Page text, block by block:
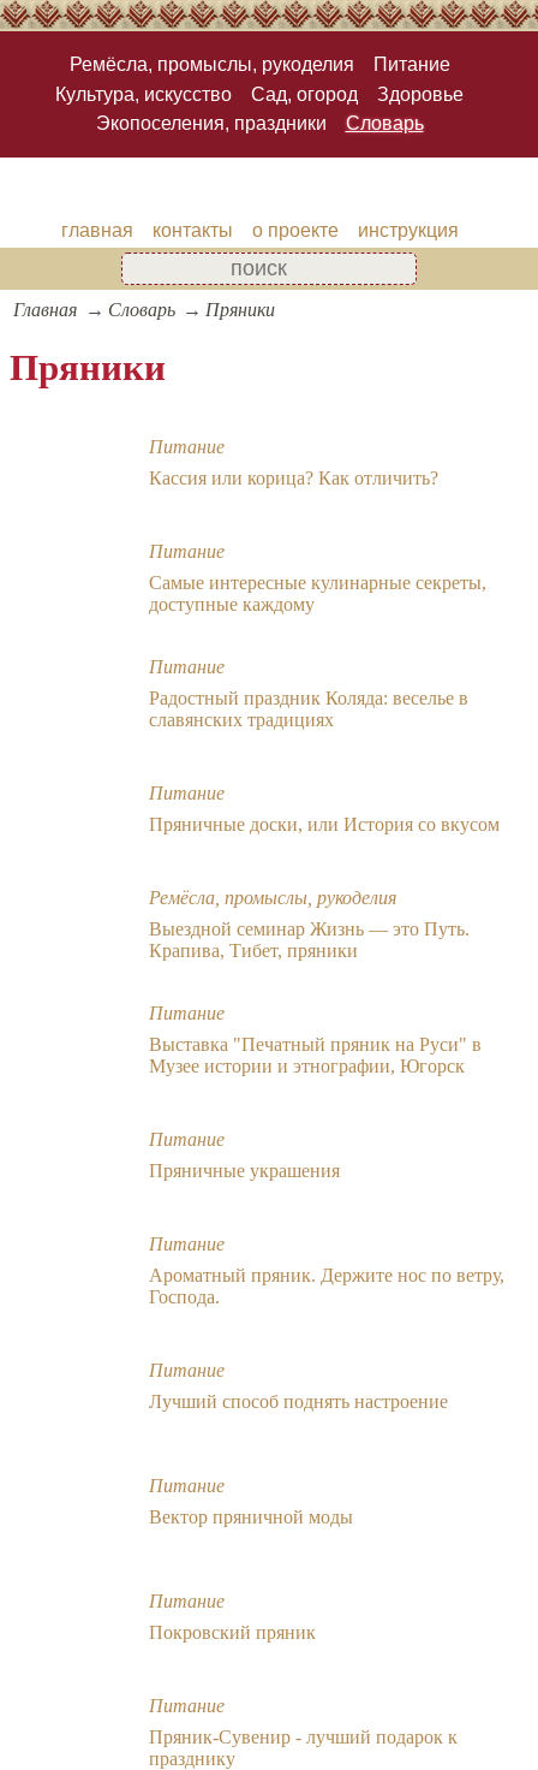
Ремёсла, промыслы, рукоделия
Питание
Культура, искусство
Сад, огород
Здоровье
Экопоселения, праздники
Словарь
главная контакты о проекте инструкция
Главная Словарь Пряники
Пряники
Питание
Кассия или корица? Как отличить?
Питание
Самые интересные кулинарные секреты,
доступные каждому
Питание
Радостный праздник Коляда: веселье в
славянских традициях
Питание
Пряничные доски, или История со вкусом
Ремёсла, промыслы, рукоделия
Выездной семинар Жизнь — это Путь.
Крапива, Тибет, пряники
Питание
Выставка "Печатный пряник на Руси" в
Музее истории и этнографии, Югорск
Питание
Пряничные украшения
Питание
Ароматный пряник. Держите нос по ветру,
Господа.
Питание
Лучший способ поднять настроение
Питание
Вектор пряничной моды
Питание
Покровский пряник
Питание
Пряник-Сувенир - лучший подарок к
празднику